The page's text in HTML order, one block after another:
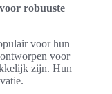
robuuste
voor hun
voor
zijn. Hun